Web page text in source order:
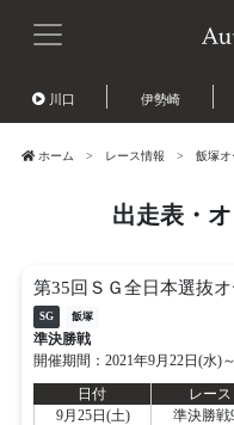
川口 伊勢崎
ホーム レース情報 飯塚オ
出走表・
第35回ＳＧ全日本選抜
SG 飯塚
準決勝戦
開催期間：2021年9月22日(水)
日付
レース
9月25日(土)
準決勝戦